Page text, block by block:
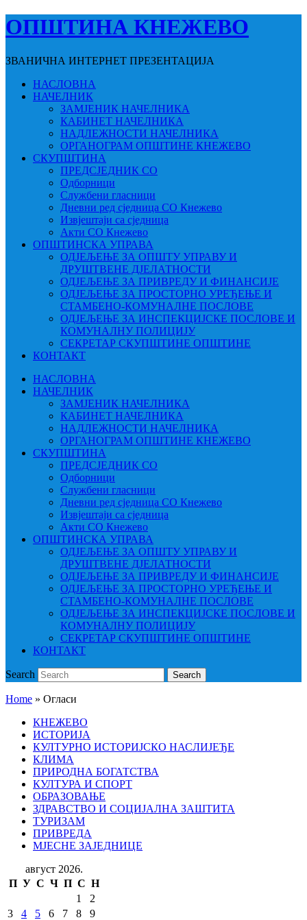
ОПШТИНА КНЕЖЕВО
ЗВАНИЧНА ИНТЕРНЕТ ПРЕЗЕНТАЦИЈА
НАСЛОВНА
НАЧЕЛНИК
ЗАМЈЕНИК НАЧЕЛНИКА
КАБИНЕТ НАЧЕЛНИКА
НАДЛЕЖНОСТИ НАЧЕЛНИКА
ОРГАНОГРАМ ОПШТИНЕ КНЕЖЕВО
СКУПШТИНА
ПРЕДСЈЕДНИК СО
Одборници
Службени гласници
Дневни ред сједница СО Кнежево
Извјештаји са сједница
Акти СО Кнежево
ОПШТИНСКА УПРАВА
ОДЈЕЉЕЊЕ ЗА ОПШТУ УПРАВУ И
ДРУШТВЕНЕ ДЈЕЛАТНОСТИ
ОДЈЕЉЕЊЕ ЗА ПРИВРЕДУ И ФИНАНСИЈЕ
ОДЈЕЉЕЊЕ ЗА ПРОСТОРНО УРЕЂЕЊЕ И
СТАМБЕНО-КОМУНАЛНЕ ПОСЛОВЕ
ОДЈЕЉЕЊЕ ЗА ИНСПЕКЦИЈСКЕ ПОСЛОВЕ И
КОМУНАЛНУ ПОЛИЦИЈУ
СЕКРЕТАР СКУПШТИНЕ ОПШТИНЕ
КОНТАКТ
НАСЛОВНА
НАЧЕЛНИК
ЗАМЈЕНИК НАЧЕЛНИКА
КАБИНЕТ НАЧЕЛНИКА
НАДЛЕЖНОСТИ НАЧЕЛНИКА
ОРГАНОГРАМ ОПШТИНЕ КНЕЖЕВО
СКУПШТИНА
ПРЕДСЈЕДНИК СО
Одборници
Службени гласници
Дневни ред сједница СО Кнежево
Извјештаји са сједница
Акти СО Кнежево
ОПШТИНСКА УПРАВА
ОДЈЕЉЕЊЕ ЗА ОПШТУ УПРАВУ И
ДРУШТВЕНЕ ДЈЕЛАТНОСТИ
ОДЈЕЉЕЊЕ ЗА ПРИВРЕДУ И ФИНАНСИЈЕ
ОДЈЕЉЕЊЕ ЗА ПРОСТОРНО УРЕЂЕЊЕ И
СТАМБЕНО-КОМУНАЛНЕ ПОСЛОВЕ
ОДЈЕЉЕЊЕ ЗА ИНСПЕКЦИЈСКЕ ПОСЛОВЕ И
КОМУНАЛНУ ПОЛИЦИЈУ
СЕКРЕТАР СКУПШТИНЕ ОПШТИНЕ
КОНТАКТ
Search Search
Home » Огласи
КНЕЖЕВО
ИСТОРИЈА
КУЛТУРНО ИСТОРИЈСКО НАСЛИЈЕЂЕ
КЛИМА
ПРИРОДНА БОГАТСТВА
КУЛТУРА И СПОРТ
ОБРАЗОВАЊЕ
ЗДРАВСТВО И СОЦИЈАЛНА ЗАШТИТА
ТУРИЗАМ
ПРИВРЕДА
МЈЕСНЕ ЗАЈЕДНИЦЕ
август 2026.
П У С Ч П С Н
1
2
3
4 5 6 7 8
9